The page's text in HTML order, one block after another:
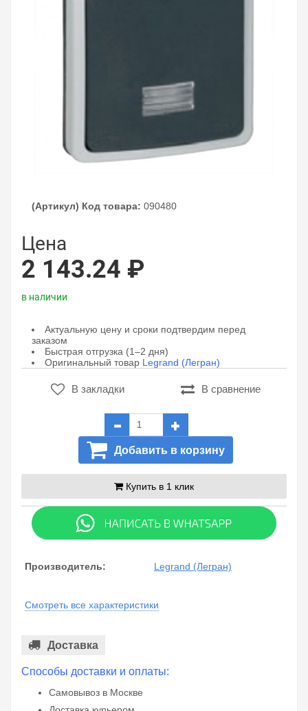
(Артикул) Код товара: 090480
Цена
2 143.24 ₽
в наличии
Актуальную цену и сроки подтвердим перед
заказом
Быстрая отгрузка (1–2 дня)
Оригинальный товар Legrand (Легран)
В закладки В сравнение
Добавить в корзину
Купить в 1 клик
Производитель: Legrand (Легран)
Смотреть все характеристики
Доставка
Способы доставки и оплаты:
Самовывоз в Москве